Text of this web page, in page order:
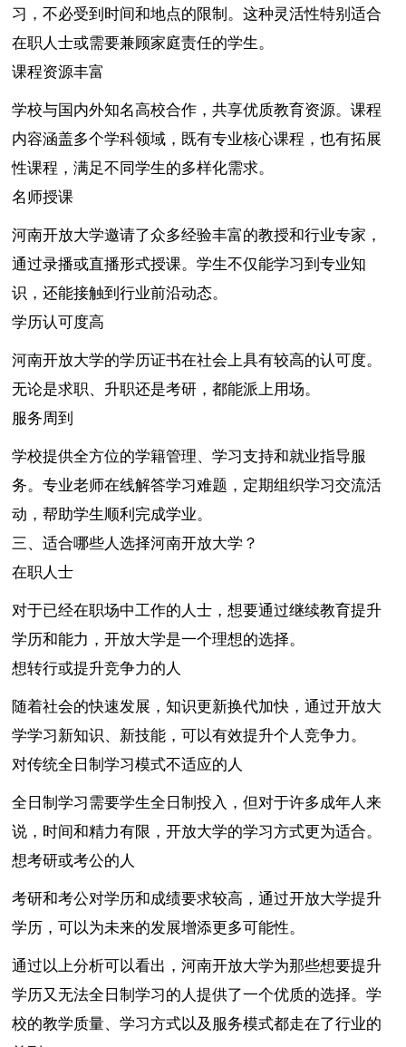
习，不必受到时间和地点的限制。这种灵活性特别适合
在职人士或需要兼顾家庭责任的学生。
课程资源丰富
学校与国内外知名高校合作，共享优质教育资源。课程
内容涵盖多个学科领域，既有专业核心课程，也有拓展
性课程，满足不同学生的多样化需求。
名师授课
河南开放大学邀请了众多经验丰富的教授和行业专家，
通过录播或直播形式授课。学生不仅能学习到专业知
识，还能接触到行业前沿动态。
学历认可度高
河南开放大学的学历证书在社会上具有较高的认可度。
无论是求职、升职还是考研，都能派上用场。
服务周到
学校提供全方位的学籍管理、学习支持和就业指导服
务。专业老师在线解答学习难题，定期组织学习交流活
动，帮助学生顺利完成学业。
三、适合哪些人选择河南开放大学？
在职人士
对于已经在职场中工作的人士，想要通过继续教育提升
学历和能力，开放大学是一个理想的选择。
想转行或提升竞争力的人
随着社会的快速发展，知识更新换代加快，通过开放大
学学习新知识、新技能，可以有效提升个人竞争力。
对传统全日制学习模式不适应的人
全日制学习需要学生全日制投入，但对于许多成年人来
说，时间和精力有限，开放大学的学习方式更为适合。
想考研或考公的人
考研和考公对学历和成绩要求较高，通过开放大学提升
学历，可以为未来的发展增添更多可能性。
通过以上分析可以看出，河南开放大学为那些想要提升
学历又无法全日制学习的人提供了一个优质的选择。学
校的教学质量、学习方式以及服务模式都走在了行业的